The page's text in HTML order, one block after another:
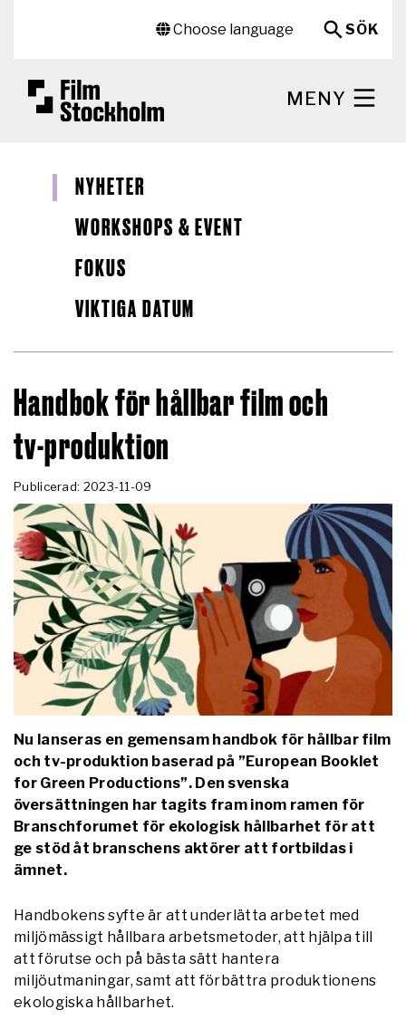
Choose language
SÖK
MENY
NYHETER
WORKSHOPS & EVENT
FOKUS
VIKTIGA DATUM
Handbok för hållbar film och
tv-produktion
Publicerad: 2023-11-09
Nu lanseras en gemensam handbok för hållbar film
och tv-produktion baserad på ”European Booklet
for Green Productions”. Den svenska
översättningen har tagits fram inom ramen för
Branschforumet för ekologisk hållbarhet för att
ge stöd åt branschens aktörer att fortbildas i
ämnet.
Handbokens syfte är att underlätta arbetet med
miljömässigt hållbara arbetsmetoder, att hjälpa till
att förutse och på bästa sätt hantera
miljöutmaningar, samt att förbättra produktionens
ekologiska hållbarhet.